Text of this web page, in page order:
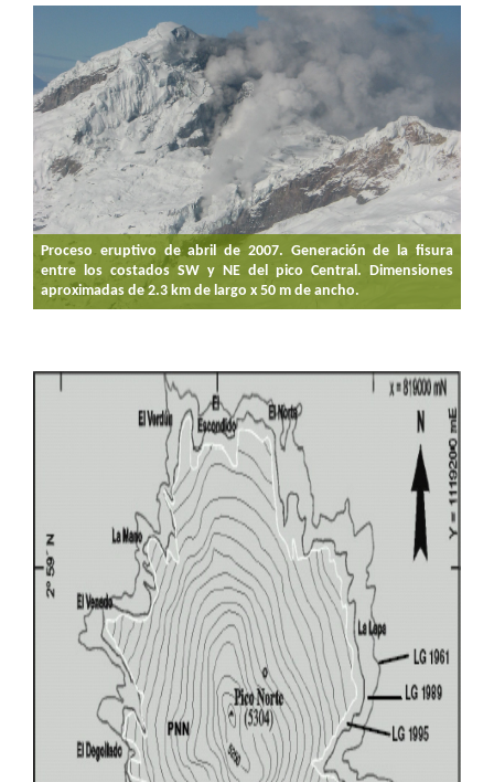
Proceso eruptivo de abril de 2007. Generación de la fisura
entre los costados SW y NE del pico Central. Dimensiones
aproximadas de 2.3 km de largo x 50 m de ancho.